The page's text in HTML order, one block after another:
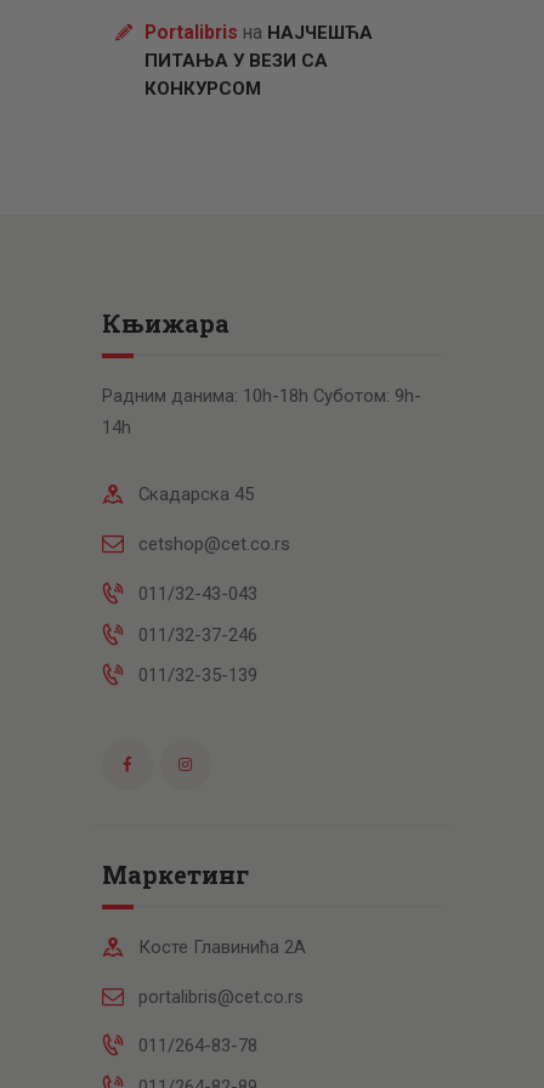
Portalibris на НАЈЧЕШЋА
ПИТАЊА У ВЕЗИ СА
КОНКУРСОМ
Књижара
Радним данима: 10h-18h Суботом: 9h-
14h
Скадарска 45
cetshop@cet.co.rs
011/32-43-043
011/32-37-246
011/32-35-139
Маркетинг
Косте Главинића 2А
portalibris@cet.co.rs
011/264-83-78